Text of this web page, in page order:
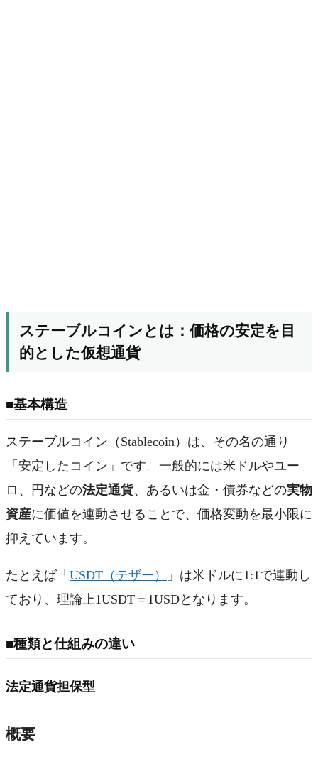
ステーブルコインとは：価格の安定を目
的とした仮想通貨
■基本構造
ステーブルコイン（Stablecoin）は、その名の通り
「安定したコイン」です。一般的には米ドルやユー
ロ、円などの法定通貨、あるいは金・債券などの実物
資産に価値を連動させることで、価格変動を最小限に
抑えています。
たとえば「 USDT（テザー）
」は米ドルに1:1で連動し
ており、理論上1USDT＝1USDとなります。
■種類と仕組みの違い
法定通貨担保型
概要